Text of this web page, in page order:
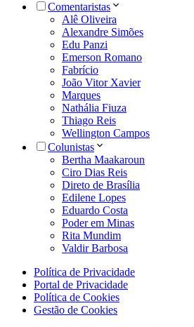
Comentaristas
Alê Oliveira
Alexandre Simões
Edu Panzi
Emerson Romano
Fabrício
João Vitor Xavier
Marques
Nathália Fiuza
Thiago Reis
Wellington Campos
Colunistas
Bertha Maakaroun
Ciro Dias Reis
Direto de Brasília
Edilene Lopes
Eduardo Costa
Poder em Minas
Rita Mundim
Valdir Barbosa
Política de Privacidade
Portal de Privacidade
Política de Cookies
Gestão de Cookies